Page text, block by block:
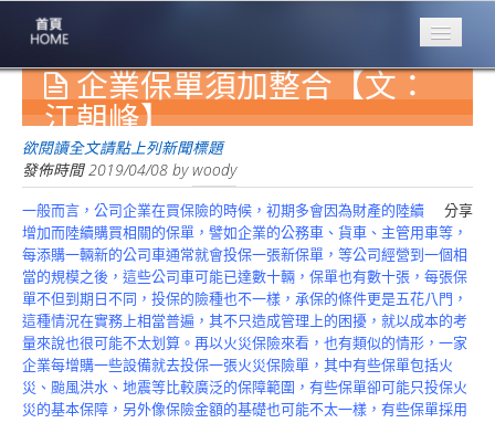
專業豐林
Professional
保險大家談
1386集
台灣商業保險
第一品牌
關於豐林
About
服務項目
Service
火災保額
企業保單須加整合【文：
江朝峰】
欲閱讀全文請點上列新聞標題
發佈時間2019/04/08 bywoody
分享
一般而言，公司企業在買保險的時候，初期多會因為財產的陸續
增加而陸續購買相關的保單，譬如企業的公務車、貨車、主管用車等，
每添購一輛新的公司車通常就會投保一張新保單，等公司經營到一個相
當的規模之後，這些公司車可能已達數十輛，保單也有數十張，每張保
單不但到期日不同，投保的險種也不一樣，承保的條件更是五花八門，
這種情況在實務上相當普遍，其不只造成管理上的困擾，就以成本的考
量來說也很可能不太划算。再以火災保險來看，也有類似的情形，一家
企業每增購一些設備就去投保一張火災保險單，其中有些保單包括火
災、颱風洪水、地震等比較廣泛的保障範圍，有些保單卻可能只投保火
災的基本保障，另外像保險金額的基礎也可能不太一樣，有些保單採用